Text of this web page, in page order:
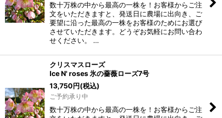
数十万株の中から最高の一株を！お客様からご注
文をいただきますと、発送日に農場に出向き、ご
要望に沿った最高の一株をお客様のためにお選び
させていただきます。どうぞお気軽にお問い合わ
せください。 …
クリスマスローズ
Ice N' roses 氷の薔薇ローズ7号
13,750円(税込)
ご予約承り中
数十万株の中から最高の一株を！お客様からご注